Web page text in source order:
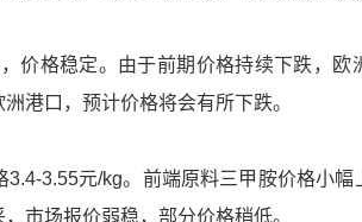
价格稳定。由于前期价格持续下跌，欧
港口，预计价格将会有所下跌。
3.4-3.55元/kg。前端原料三甲胺价格小
市场报价弱稳，部分价格稍低。